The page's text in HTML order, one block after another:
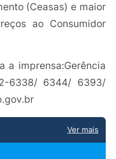
(Ceasas) e maior
ao Consumidor
a imprensa:Gerência
6338/ 6344/ 6393/
Ver mais